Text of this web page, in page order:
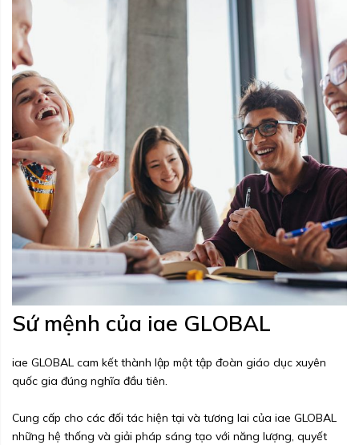
Sứ mệnh của iae GLOBAL
iae GLOBAL cam kết thành lập một tập đoàn giáo dục xuyên
quốc gia đúng nghĩa đầu tiên.
Cung cấp cho các đối tác hiện tại và tương lai của iae GLOBAL
những hệ thống và giải pháp sáng tạo với năng lượng, quyết